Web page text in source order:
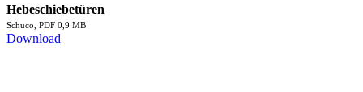
Hebeschiebetüren
Schüco, PDF 0,9 MB
Download